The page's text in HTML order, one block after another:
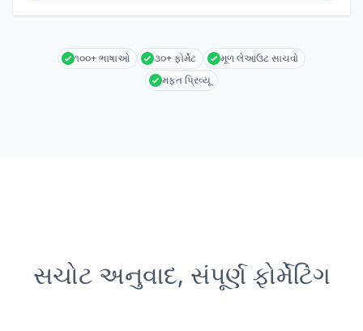
૧૦૦+ ભાષાઓ ૩૦+ ફોર્મેટ
મૂળ લેઆઉટ સાચવો
મફત પ્રિવ્યૂ
સચોટ અનુવાદ, સંપૂર્ણ ફોર્મેટિંગ